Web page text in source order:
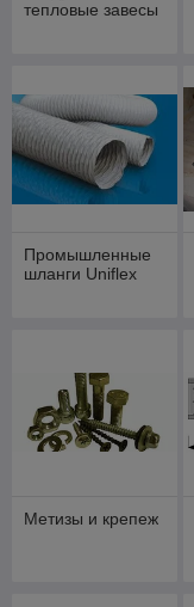
тепловые завесы
Промышленные
шланги Uniflex
Метизы и крепеж